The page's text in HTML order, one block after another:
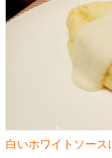
白いホワイトソース